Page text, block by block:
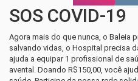
SOS COVID-19
Agora mais do que nunca, o Baleia
salvando vidas, o Hospital precisa
ajuda a equipar 1 profissional de
avental. Doando R$150,00, você